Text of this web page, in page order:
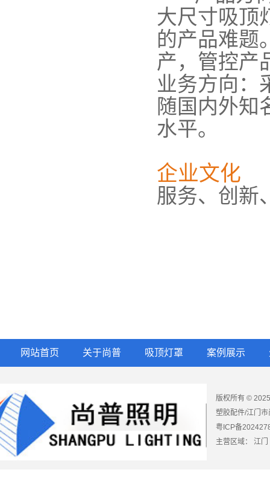
大尺寸吸顶
的产品难题
产，管控产
业务方向：
随国内外知
水平。
企业文化
服务、创新
网站首页 关于尚普 吸顶灯罩 案例展示
版权所有 ©
塑胶配件/江门
粤ICP备
主营区域： 江门